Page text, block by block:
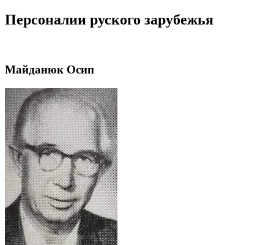
Персоналии руского зарубежья
Майданюк Осип